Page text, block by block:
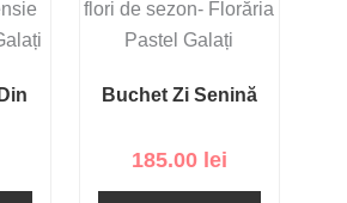
Buchet Zi Senină
185.00 lei